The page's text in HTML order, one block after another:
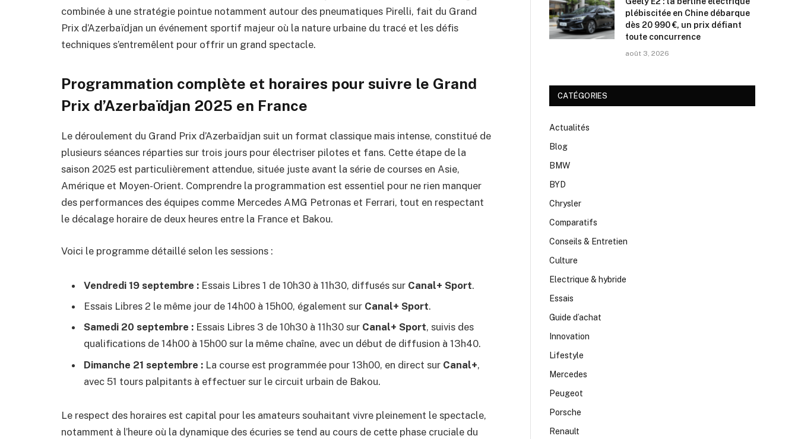
combinée à une stratégie pointue notamment autour des pneumatiques Pirelli, fait du Grand
Prix d’Azerbaïdjan un événement sportif majeur où la nature urbaine du tracé et les défis
techniques s’entremêlent pour offrir un grand spectacle.
Programmation complète et horaires pour suivre le Grand
Prix d’Azerbaïdjan 2025 en France
Le déroulement du Grand Prix d’Azerbaïdjan suit un format classique mais intense, constitué de
plusieurs séances réparties sur trois jours pour électriser pilotes et fans. Cette étape de la
saison 2025 est particulièrement attendue, située juste avant la série de courses en Asie,
Amérique et Moyen-Orient. Comprendre la programmation est essentiel pour ne rien manquer
des performances des équipes comme Mercedes AMG Petronas et Ferrari, tout en respectant
le décalage horaire de deux heures entre la France et Bakou.
Voici le programme détaillé selon les sessions :
Vendredi 19 septembre : Essais Libres 1 de 10h30 à 11h30, diffusés sur Canal+ Sport.
Essais Libres 2 le même jour de 14h00 à 15h00, également sur Canal+ Sport.
Samedi 20 septembre : Essais Libres 3 de 10h30 à 11h30 sur Canal+ Sport, suivis des
qualifications de 14h00 à 15h00 sur la même chaîne, avec un début de diffusion à 13h40.
Dimanche 21 septembre : La course est programmée pour 13h00, en direct sur Canal+,
avec 51 tours palpitants à effectuer sur le circuit urbain de Bakou.
Le respect des horaires est capital pour les amateurs souhaitant vivre pleinement le spectacle,
notamment à l’heure où la dynamique des écuries se tend au cours de cette phase cruciale du
plébiscitée en Chine débarque
dès 20 990 €, un prix défiant
toute concurrence
août 3, 2026
CATÉGORIES
Actualités
Blog
BMW
BYD
Chrysler
Comparatifs
Conseils & Entretien
Culture
Electrique & hybride
Essais
Guide d’achat
Innovation
Lifestyle
Mercedes
Peugeot
Porsche
Renault